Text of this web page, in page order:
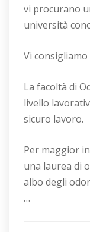
vi procurano
università
Vi
La facoltà di
livello
sicuro lavoro.
Per maggior
una laurea di
albo degli
…